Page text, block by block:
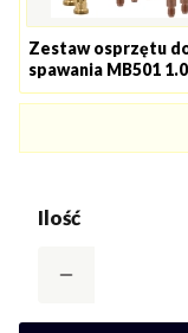
Zestaw osprzętu
spawania MB501
Ilość